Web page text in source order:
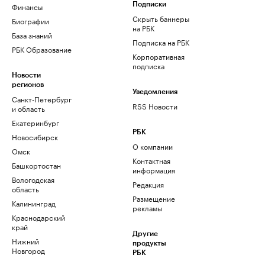
Финансы
Биографии
База знаний
РБК Образование
Новости
регионов
Санкт-Петербург
и область
Екатеринбург
Новосибирск
Омск
Башкортостан
Вологодская
область
Калининград
Краснодарский
край
Нижний
Новгород
Подписки
Скрыть баннеры
на РБК
Подписка на РБК
Корпоративная
подписка
Уведомления
RSS Новости
РБК
О компании
Контактная
информация
Редакция
Размещение
рекламы
Другие
продукты
РБК